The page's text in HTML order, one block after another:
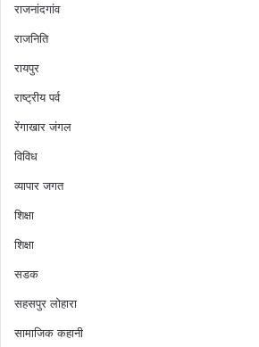
राजनांदगांव
राजनिति
रायपुर
राष्ट्रीय पर्व
रेंगाखार जंगल
विविध
व्यापार जगत
शिक्षा
शिक्षा
सडक
सहसपुर लोहारा
सामाजिक कहानी